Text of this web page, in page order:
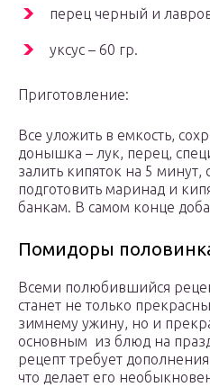
перец черный и
уксус – 60 гр.
Приготовление:
Все уложить в емкость,
донышка – лук, перец,
залить кипяток на 5 минут,
подготовить маринад и
банкам. В самом конце
Помидоры
Всеми полюбившийся
станет не только
зимнему ужину, но и
основным из блюд на
рецепт требует
что делает его